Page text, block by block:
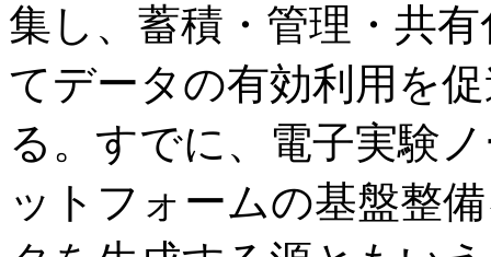
集し、蓄積・管理・共
てデータの有効利用を
る。すでに、電子実験
ットフォームの基盤整